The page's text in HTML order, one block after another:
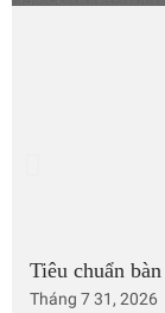
Tiêu chuẩn
Tháng 7 31, 2026